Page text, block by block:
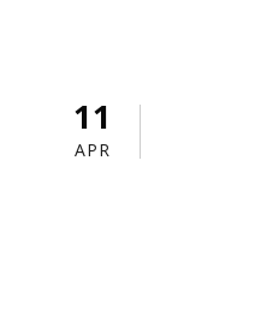
11
APR